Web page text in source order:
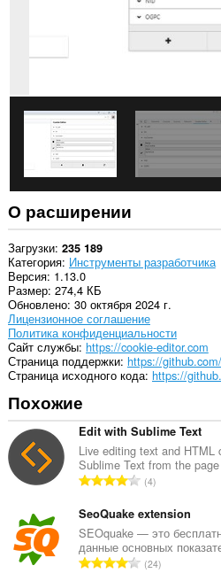
вашим
интернете.
О расширении
Загрузки 235 189
Категория Инструменты разработчика
Версия 1.13.0
Размер 274,4 КБ
Обновлено 30 октября 2024 г.
Лицензионное соглашение
Политика конфиденциальности
Cайт службы https://cookie-editor.com
Страница поддержки
Страница исходного кода
Похожие
Edit with Sublime Text
Live editing text and
Sublime Text from the
В
е
г
о
о
4
SeoQuake extension
SEOquake — это
данные основных
В24